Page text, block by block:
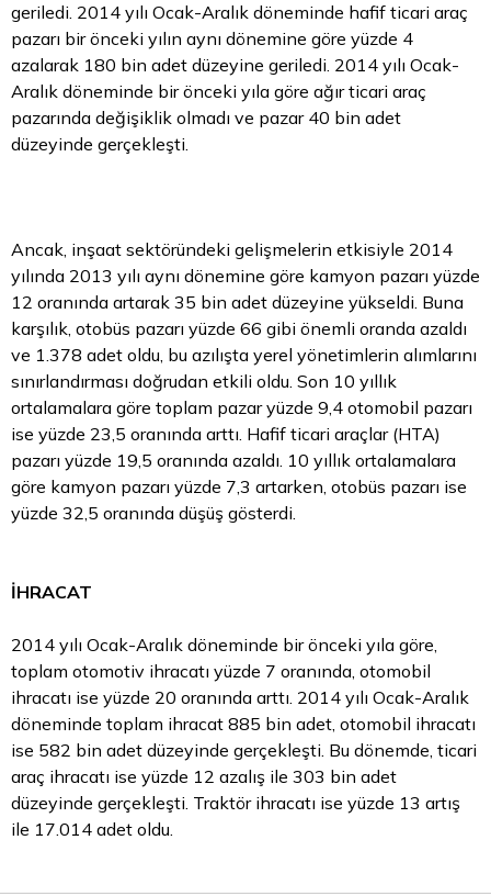
geriledi. 2014 yılı Ocak-Aralık döneminde hafif ticari araç
pazarı bir önceki yılın aynı dönemine göre yüzde 4
azalarak 180 bin adet düzeyine geriledi. 2014 yılı Ocak-
Aralık döneminde bir önceki yıla göre ağır ticari araç
pazarında değişiklik olmadı ve pazar 40 bin adet
düzeyinde gerçekleşti.
Ancak, inşaat sektöründeki gelişmelerin etkisiyle 2014
yılında 2013 yılı aynı dönemine göre kamyon pazarı yüzde
12 oranında artarak 35 bin adet düzeyine yükseldi. Buna
karşılık, otobüs pazarı yüzde 66 gibi önemli oranda azaldı
ve 1.378 adet oldu, bu azılışta yerel yönetimlerin alımlarını
sınırlandırması doğrudan etkili oldu. Son 10 yıllık
ortalamalara göre toplam pazar yüzde 9,4 otomobil pazarı
ise yüzde 23,5 oranında arttı. Hafif ticari araçlar (HTA)
pazarı yüzde 19,5 oranında azaldı. 10 yıllık ortalamalara
göre kamyon pazarı yüzde 7,3 artarken, otobüs pazarı ise
yüzde 32,5 oranında düşüş gösterdi.
İHRACAT
2014 yılı Ocak-Aralık döneminde bir önceki yıla göre,
toplam otomotiv ihracatı yüzde 7 oranında, otomobil
ihracatı ise yüzde 20 oranında arttı. 2014 yılı Ocak-Aralık
döneminde toplam ihracat 885 bin adet, otomobil ihracatı
ise 582 bin adet düzeyinde gerçekleşti. Bu dönemde, ticari
araç ihracatı ise yüzde 12 azalış ile 303 bin adet
düzeyinde gerçekleşti. Traktör ihracatı ise yüzde 13 artış
ile 17.014 adet oldu.